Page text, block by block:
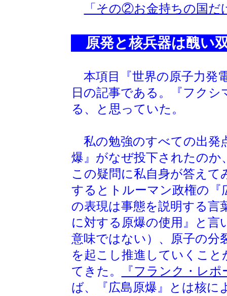
「その②お金持ちの国だ
原発と核兵器は醜い
本項目『世界の原子力発
日の記事である。『フク
る、と思っていた。
私の勉強のすべての出発
爆』がなぜ投下されたのか
この疑問に私自身が答え
するとトルーマン政権の『
の表現は事態を説明する言
に対する原爆の使用』と
意味ではない）、原子の分
を起こし推進していくこ
てきた。
『フランク・レポ
ば、『広島原爆』とは核に